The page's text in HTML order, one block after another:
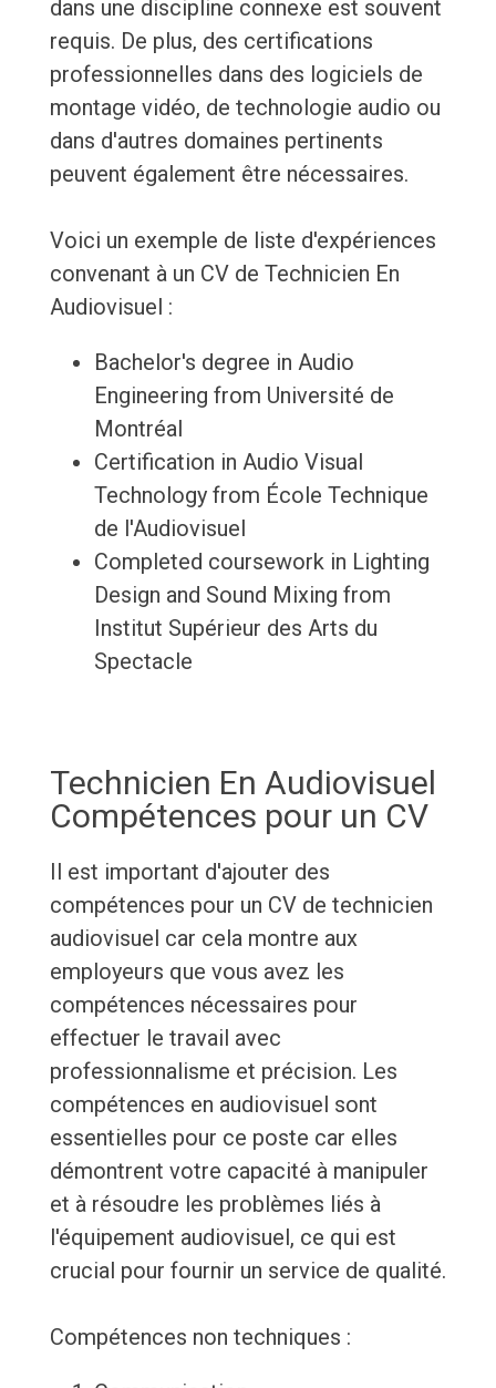
dans une discipline connexe est souvent
requis. De plus, des certifications
professionnelles dans des logiciels de
montage vidéo, de technologie audio ou
dans d'autres domaines pertinents
peuvent également être nécessaires.
Voici un exemple de liste d'expériences
convenant à un CV de Technicien En
Audiovisuel :
Bachelor's degree in Audio
Engineering from Université de
Montréal
Certification in Audio Visual
Technology from École Technique
de l'Audiovisuel
Completed coursework in Lighting
Design and Sound Mixing from
Institut Supérieur des Arts du
Spectacle
Technicien En Audiovisuel
Compétences pour un CV
Il est important d'ajouter des
compétences pour un CV de technicien
audiovisuel car cela montre aux
employeurs que vous avez les
compétences nécessaires pour
effectuer le travail avec
professionnalisme et précision. Les
compétences en audiovisuel sont
essentielles pour ce poste car elles
démontrent votre capacité à manipuler
et à résoudre les problèmes liés à
l'équipement audiovisuel, ce qui est
crucial pour fournir un service de qualité.
Compétences non techniques :